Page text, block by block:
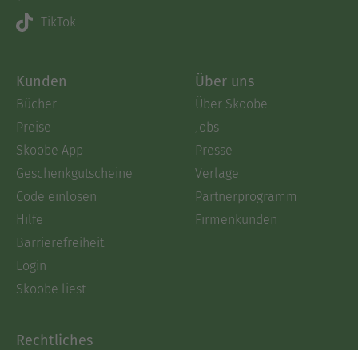
TikTok
Kunden
Bücher
Preise
Skoobe App
Geschenkgutscheine
Code einlösen
Hilfe
Barrierefreiheit
Login
Skoobe liest
Über uns
Über Skoobe
Jobs
Presse
Verlage
Partnerprogramm
Firmenkunden
Rechtliches